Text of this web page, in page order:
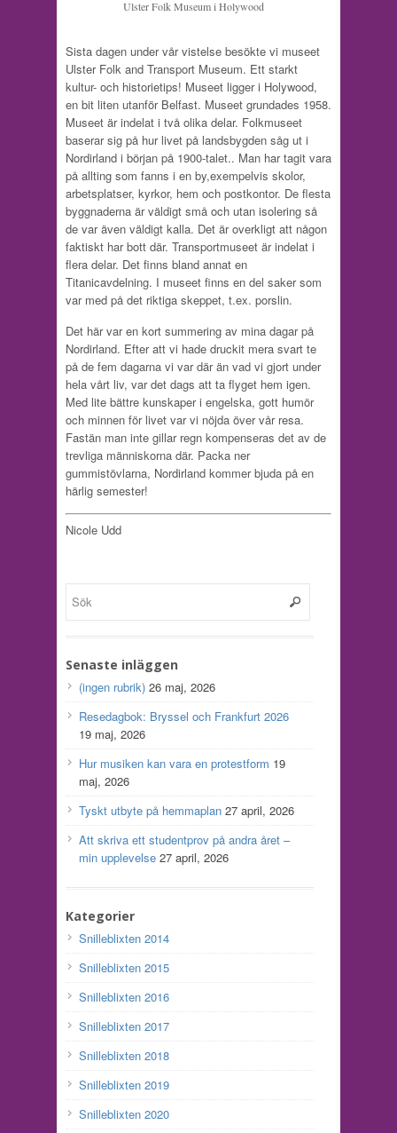
Ulster Folk Museum i Holywood
Sista dagen under vår vistelse besökte vi museet
Ulster Folk and Transport Museum. Ett starkt
kultur- och historietips! Museet ligger i Holywood,
en bit liten utanför Belfast. Museet grundades 1958.
Museet är indelat i två olika delar. Folkmuseet
baserar sig på hur livet på landsbygden såg ut i
Nordirland i början på 1900-talet.. Man har tagit vara
på allting som fanns i en by,exempelvis skolor,
arbetsplatser, kyrkor, hem och postkontor. De flesta
byggnaderna är väldigt små och utan isolering så
de var även väldigt kalla. Det är overkligt att någon
faktiskt har bott där. Transportmuseet är indelat i
flera delar. Det finns bland annat en
Titanicavdelning. I museet finns en del saker som
var med på det riktiga skeppet, t.ex. porslin.
Det här var en kort summering av mina dagar på
Nordirland. Efter att vi hade druckit mera svart te
på de fem dagarna vi var där än vad vi gjort under
hela vårt liv, var det dags att ta flyget hem igen.
Med lite bättre kunskaper i engelska, gott humör
och minnen för livet var vi nöjda över vår resa.
Fastän man inte gillar regn kompenseras det av de
trevliga människorna där. Packa ner
gummistövlarna, Nordirland kommer bjuda på en
härlig semester!
Nicole Udd
Senaste inläggen
(ingen rubrik) 26 maj, 2026
Resedagbok: Bryssel och Frankfurt 2026
19 maj, 2026
Hur musiken kan vara en protestform 19
maj, 2026
Tyskt utbyte på hemmaplan 27 april, 2026
Att skriva ett studentprov på andra året –
min upplevelse 27 april, 2026
Kategorier
Snilleblixten 2014
Snilleblixten 2015
Snilleblixten 2016
Snilleblixten 2017
Snilleblixten 2018
Snilleblixten 2019
Snilleblixten 2020